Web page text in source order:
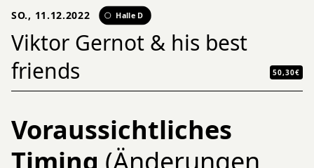
SO., 11.12.2022 Halle D
Viktor Gernot & his best
friends
50,30€
Voraussichtliches
Timing (Änderungen